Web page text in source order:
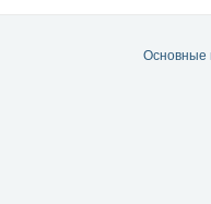
Основные